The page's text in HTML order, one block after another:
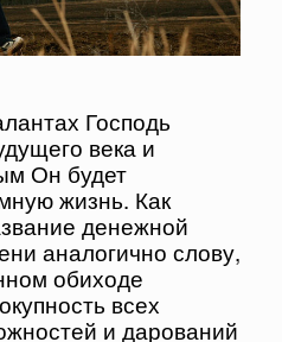
Господь
века и
Он будет
жизнь. Как
денежной
аналогично слову,
обиходе
всех
и дарований